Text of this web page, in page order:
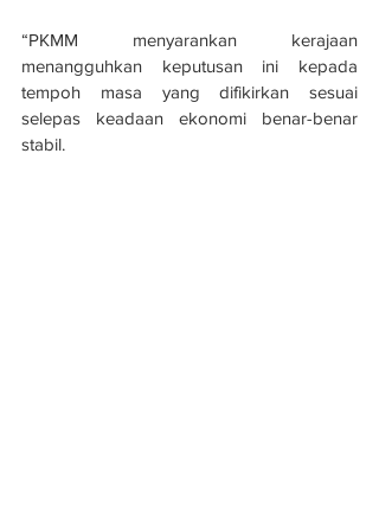
“PKMM menyarankan kerajaan
menangguhkan keputusan ini kepada
tempoh masa yang difikirkan sesuai
selepas keadaan ekonomi benar-benar
stabil.